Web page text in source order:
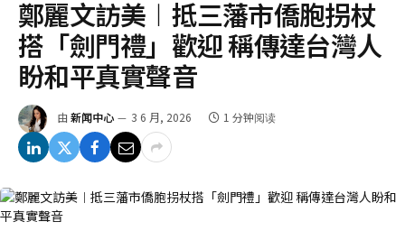
鄭麗文訪美︱抵三藩市僑胞拐杖
搭「劍門禮」歡迎 稱傳達台灣人
盼和平真實聲音
由 新闻中心 3 6 月, 2026 1 分钟阅读